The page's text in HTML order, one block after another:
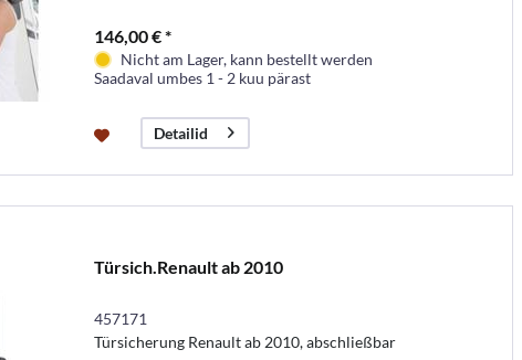
146,00 € *
Nicht am Lager, kann bestellt werden
Saadaval umbes 1 - 2 kuu pärast
Detailid
Türsich.Renault ab 2010
457171
Türsicherung Renault ab 2010, abschließbar